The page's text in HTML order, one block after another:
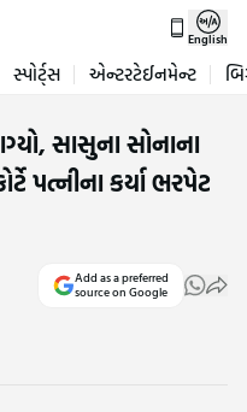
English
સ્પોર્ટ્સ એન્ટરટેઈનમેન્ટ
સાસુના સોનાના
પત્નીના કર્યા ભરપેટ
Add as a preferred
source on Google